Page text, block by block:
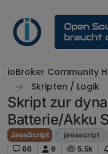
ioBroker Community
Skripten / Logik
Skript zur
Batterie/Akku
JavaScript javascript
66
9 5.5k